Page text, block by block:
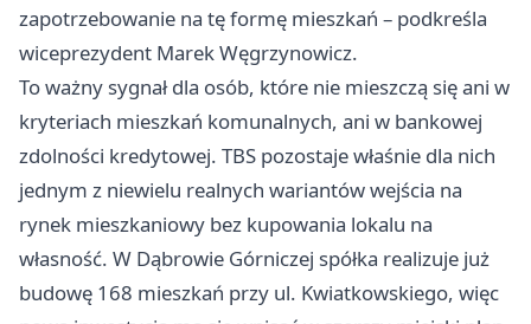
zapotrzebowanie na tę formę mieszkań – podkreśla
wiceprezydent Marek Węgrzynowicz.
To ważny sygnał dla osób, które nie mieszczą się ani w
kryteriach mieszkań komunalnych, ani w bankowej
zdolności kredytowej. TBS pozostaje właśnie dla nich
jednym z niewielu realnych wariantów wejścia na
rynek mieszkaniowy bez kupowania lokalu na
własność. W Dąbrowie Górniczej spółka realizuje już
budowę 168 mieszkań przy ul. Kwiatkowskiego, więc